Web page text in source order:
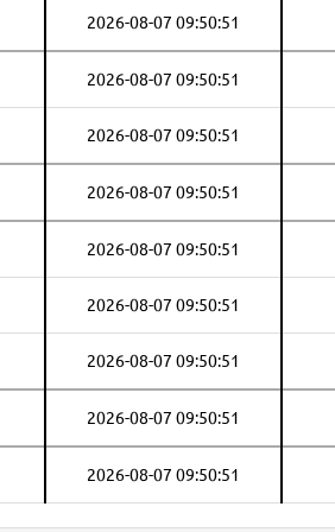
2026-08-07 09:50:51
2026-08-07 09:50:51
2026-08-07 09:50:51
2026-08-07 09:50:51
2026-08-07 09:50:51
2026-08-07 09:50:51
2026-08-07 09:50:51
2026-08-07 09:50:51
2026-08-07 09:50:51